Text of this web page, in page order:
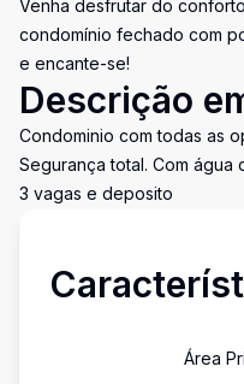
Venha desfrutar do
condomínio fechado com
e encante-se!
Descrição
Condominio com todas as
Segurança total. Com água
3 vagas e deposito
Área